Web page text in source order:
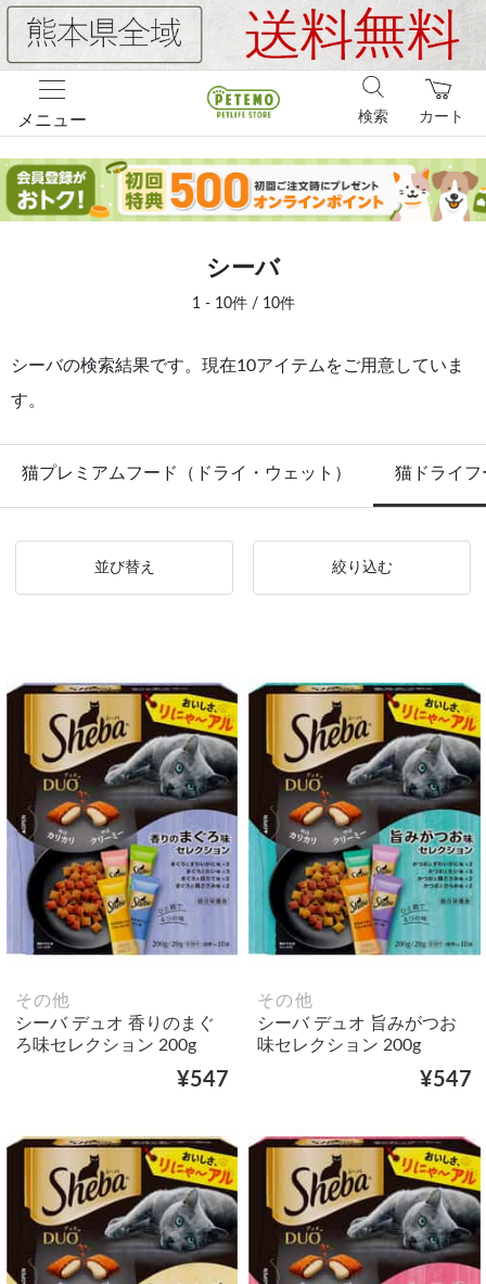
メニュー カート
検索
シーバ
1 - 10件 / 10件
シーバの検索結果です。現在10アイテムをご用意していま
す。
猫プレミアムフード（ドライ・ウェット） 猫ドライフ
並び替え 絞り込む
その他
シーバ デュオ 香りのまぐ
ろ味セレクション 200g
¥547
その他
シーバ デュオ 旨みがつお
味セレクション 200g
¥547